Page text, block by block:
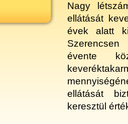
Nagy
ellátását
évek alatt
évente
ellátását
keresztül